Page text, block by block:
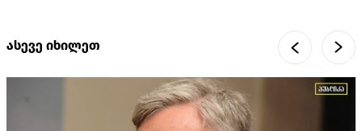
ასევე იხილეთ